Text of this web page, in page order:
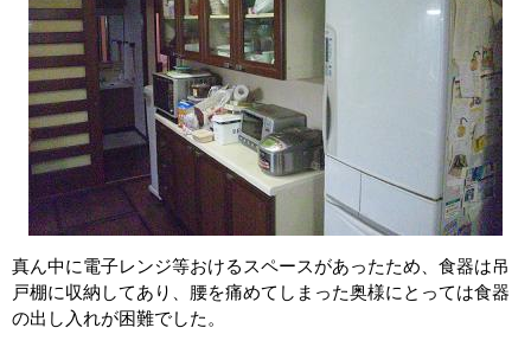
真ん中に電子レンジ等おけるスペースがあったため、食器は吊
戸棚に収納してあり、腰を痛めてしまった奥様にとっては食器
の出し入れが困難でした。